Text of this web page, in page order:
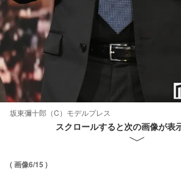
坂東彌十郎（C）モデルプレス
スクロールすると次の画像が表
( 画像6/15 )